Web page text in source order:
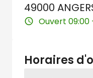
49000
Ouvert 09:00
Horaires